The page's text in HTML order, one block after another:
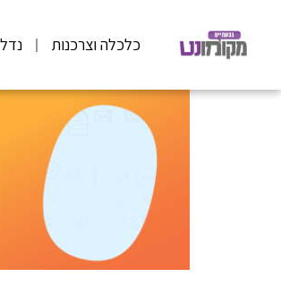
כלכלה וצרכנות